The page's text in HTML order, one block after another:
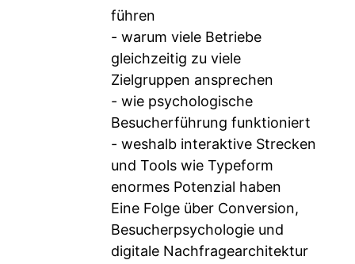
führen
- warum viele Betriebe
gleichzeitig zu viele
Zielgruppen ansprechen
- wie psychologische
Besucherführung funktioniert
- weshalb interaktive Strecken
und Tools wie Typeform
enormes Potenzial haben
Eine Folge über Conversion,
Besucherpsychologie und
digitale Nachfragearchitektur